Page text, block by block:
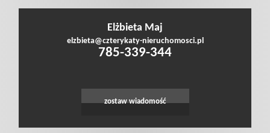
Kontakt
Leaflet ©OpenStreetMap
Elżbieta Maj
elzbieta@czterykaty-nieruchomosci.pl
785-339-344
zostaw wiadomość